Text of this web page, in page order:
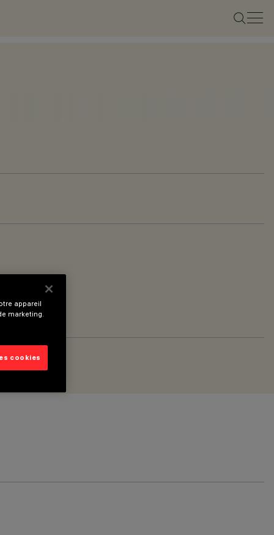
appareil
marketing.
cookies